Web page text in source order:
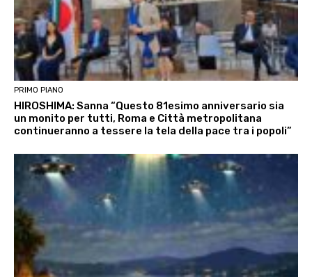
PRIMO PIANO
HIROSHIMA: Sanna “Questo 81esimo anniversario sia
un monito per tutti, Roma e Città metropolitana
continueranno a tessere la tela della pace tra i popoli”